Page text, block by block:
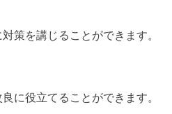
策を講じることができます。
に役立てることができます。